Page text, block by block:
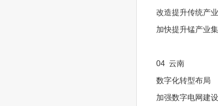
改造提升传统产
加快提升锰产业
04 云南
数字化转型布局
加强数字电网建